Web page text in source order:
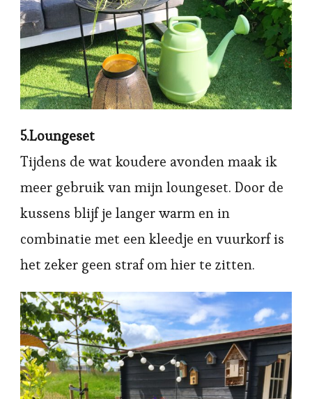
5.Loungeset
Tijdens de wat koudere avonden maak ik
meer gebruik van mijn loungeset. Door de
kussens blijf je langer warm en in
combinatie met een kleedje en vuurkorf is
het zeker geen straf om hier te zitten.